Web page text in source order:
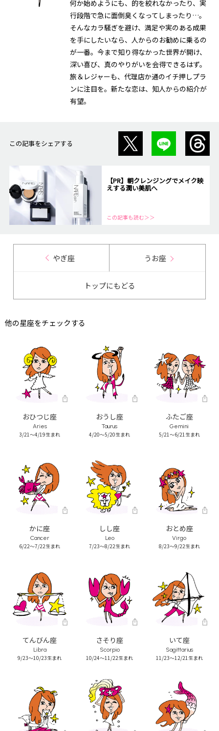
何か始めようにも、的を絞れなかったり、実
行段階で急に面倒臭くなってしまったり…。
そんなカラ騒ぎを避け、満足や実のある成果
を手にしたいなら、人からのお勧めに乗るの
が一番。今まで知り得なかった世界が開け、
深い喜び、真のやりがいを会得できるはず。
旅＆レジャーも、代理店か通のイチ押しプラ
ンに注目を。新たな恋は、知人からの紹介が
有望。
この記事をシェアする
【PR】朝クレンジングでメイク映
えする潤い美肌へ
この記事も読む＞＞
やぎ座 うお座
トップにもどる
他の星座をチェックする
おひつじ座
Aries
3/21～4/19生まれ
おうし座
Taurus
4/20～5/20生まれ
ふたご座
Gemini
5/21～6/21生まれ
かに座
Cancer
6/22～7/22生まれ
しし座
Leo
7/23～8/22生まれ
おとめ座
Virgo
8/23～9/22生まれ
てんびん座
Libra
9/23～10/23生まれ
さそり座
Scorpio
10/24～11/22生まれ
いて座
Sagittarius
11/23～12/21生まれ